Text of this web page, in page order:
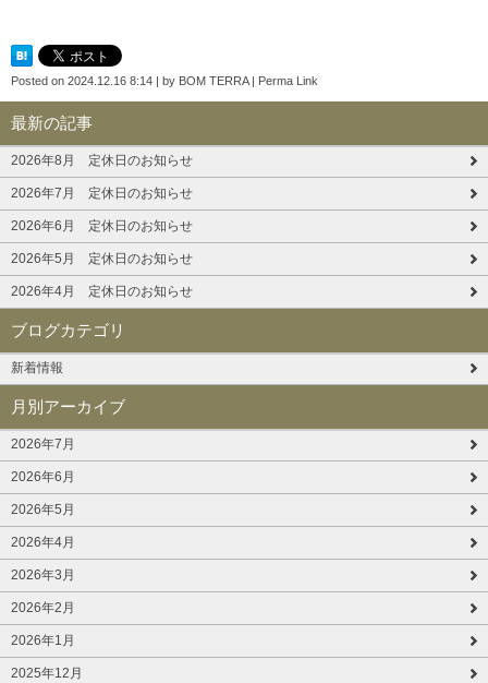
Posted on 2024.12.16 8:14 | by BOM TERRA| Perma Link
最新の記事
2026年8月 定休日のお知らせ
2026年7月 定休日のお知らせ
2026年6月 定休日のお知らせ
2026年5月 定休日のお知らせ
2026年4月 定休日のお知らせ
ブログカテゴリ
新着情報
月別アーカイブ
2026年7月
2026年6月
2026年5月
2026年4月
2026年3月
2026年2月
2026年1月
2025年12月